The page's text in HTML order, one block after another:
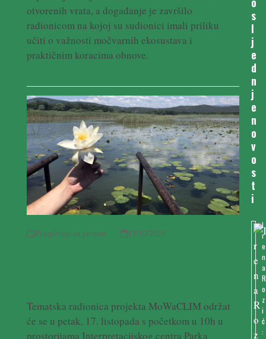
otvorenih vrata, a događanje je završilo
radionicom na kojoj su sudionici imali priliku
učiti o važnosti močvarnih ekosustava i
praktičnim koracima obnove.
Priopćenja za javnost 13/10/2025
Tematska radionica projekta MoWaCLIM održat
će se u petak, 17. listopada s početkom u 10h u
prostorijama Interpretacijskog centra Parka
s
l
j
e
d
n
j
e
n
o
v
o
s
t
i
I
r
e
n
a
R
o
z
i
ć
: